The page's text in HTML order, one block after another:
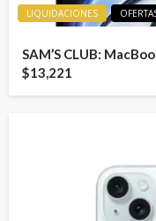
LIQUIDACIONES
SAM’S CLUB:
$13,221